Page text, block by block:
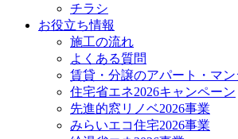
チラシ
お役立ち情報
施工の流れ
よくある質問
賃貸・分譲のアパート・マ
住宅省エネ2026キャンペーン
先進的窓リノベ2026事業
みらいエコ住宅2026事業